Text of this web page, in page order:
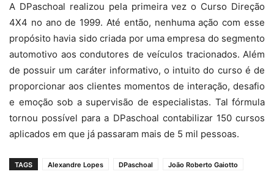
A DPaschoal realizou pela primeira vez o Curso Direção
4X4 no ano de 1999. Até então, nenhuma ação com esse
propósito havia sido criada por uma empresa do segmento
automotivo aos condutores de veículos tracionados. Além
de possuir um caráter informativo, o intuito do curso é de
proporcionar aos clientes momentos de interação, desafio
e emoção sob a supervisão de especialistas. Tal fórmula
tornou possível para a DPaschoal contabilizar 150 cursos
aplicados em que já passaram mais de 5 mil pessoas.
TAGS Alexandre Lopes DPaschoal João Roberto Gaiotto